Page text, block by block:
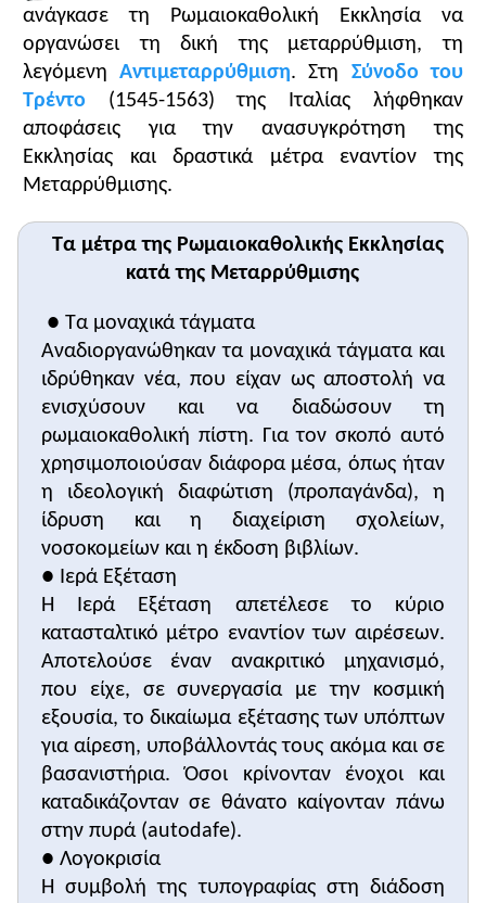
ανάγκασε τη Ρωμαιοκαθολική Εκκλησία να
οργανώσει τη δική της μεταρρύθμιση, τη
λεγόμενηΑντιμεταρρύθμιση. Στη Σύνοδο του
Τρέντο (1545-1563) της Ιταλίας λήφθηκαν
αποφάσεις για την ανασυγκρότηση της
Εκκλησίας και δραστικά μέτρα εναντίον της
Μεταρρύθμισης.
Τα μέτρα της Ρωμαιοκαθολικής Εκκλησίας
κατά της Μεταρρύθμισης
● Τα μοναχικά τάγματα
Αναδιοργανώθηκαν τα μοναχικά τάγματα και
ιδρύθηκαν νέα, που είχαν ως αποστολή να
ενισχύσουν και να διαδώσουν τη
ρωμαιοκαθολική πίστη. Για τον σκοπό αυτό
χρησιμοποιούσαν διάφορα μέσα, όπως ήταν
η ιδεολογική διαφώτιση (προπαγάνδα), η
ίδρυση και η διαχείριση σχολείων,
νοσοκομείων και η έκδοση βιβλίων.
● Ιερά Εξέταση
Η Ιερά Εξέταση απετέλεσε το κύριο
κατασταλτικό μέτρο εναντίον των αιρέσεων.
Αποτελούσε έναν ανακριτικό μηχανισμό,
που είχε, σε συνεργασία με την κοσμική
εξουσία, το δικαίωμα εξέτασης των υπόπτων
για αίρεση, υποβάλλοντάς τους ακόμα και σε
βασανιστήρια. Όσοι κρίνονταν ένοχοι και
καταδικάζονταν σε θάνατο καίγονταν πάνω
στην πυρά (autodafe).
● Λογοκρισία
Η συμβολή της τυπογραφίας στη διάδοση